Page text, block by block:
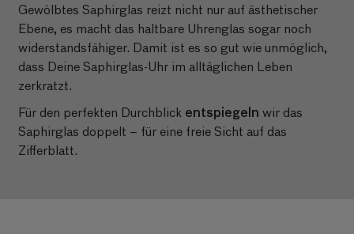
Gewölbtes Saphirglas reizt nicht nur auf ästhetischer
Ebene, es macht das haltbare Uhrenglas sogar noch
widerstandsfähiger. Damit ist es so gut wie unmöglich,
dass Deine Saphirglas-Uhr im alltäglichen Leben
zerkratzt.
Für den perfekten Durchblick entspiegeln wir das
Saphirglas doppelt – für eine freie Sicht auf das
Zifferblatt.